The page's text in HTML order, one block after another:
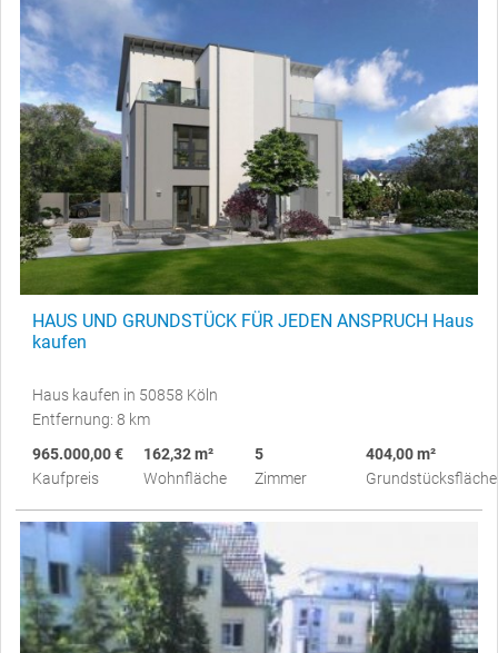
HAUS UND GRUNDSTÜCK FÜR JEDEN ANSPRUCH Haus
kaufen
Haus kaufen in 50858 Köln
Entfernung: 8 km
965.000,00 €
Kaufpreis
162,32 m²
Wohnfläche
5
Zimmer
404,00 m²
Grundstücksfläche